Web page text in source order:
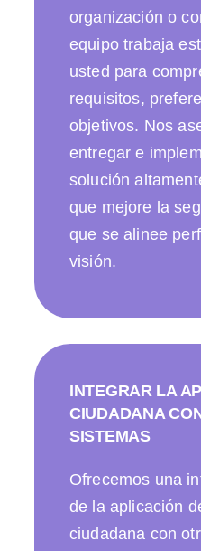
organización o
equipo trabaja
usted para
requisitos,
objetivos. Nos
entregar e
solución
que mejore la
que se alinee
visión.
INTEGRAR LA
CIUDADANA
SISTEMAS
Ofrecemos una
de la aplicación
ciudadana con